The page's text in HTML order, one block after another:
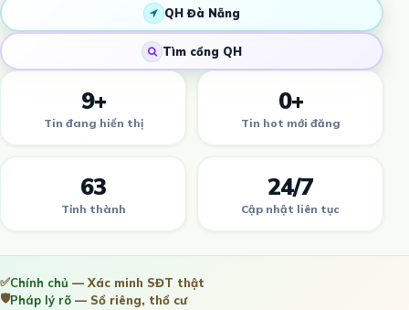
QH Đà Nẵng
Tìm cổng QH
9+
Tin đang hiển thị
0+
Tin hot mới đăng
63
Tỉnh thành
24/7
Cập nhật liên tục
✅Chính chủ — Xác minh SĐT thật
🛡️Pháp lý rõ — Sổ riêng, thổ cư